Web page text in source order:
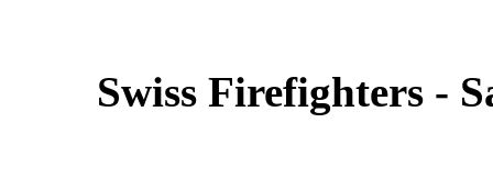
Swiss Firefighters -